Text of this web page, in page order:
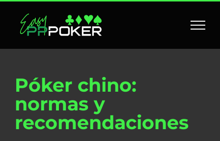
content
Póker chino:
normas y
recomendaciones